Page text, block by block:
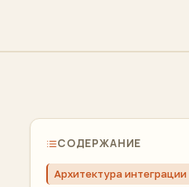
СОДЕРЖАНИЕ
Архитектура интеграции